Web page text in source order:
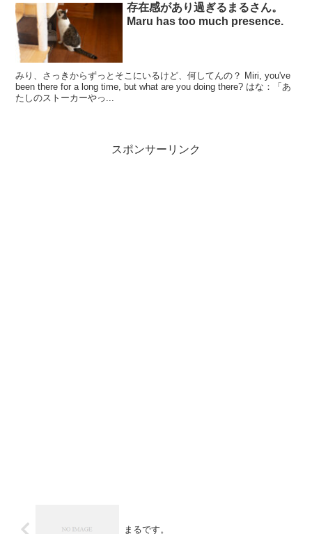
存在感があり過ぎるまるさん。
Maru has too much presence.
みり、さっきからずっとそこにいるけど、何してんの？ Miri, you've
been there for a long time, but what are you doing there? はな：「あ
たしのストーカーやっ...
スポンサーリンク
まるです。